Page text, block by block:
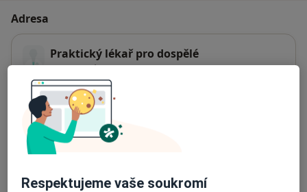
Adresa
Praktický lékař pro dospělé
Komenského 289, Hranice75301
Dostupnost
Na této adrese online kalendář není aktivní
Respektujeme vaše soukromí